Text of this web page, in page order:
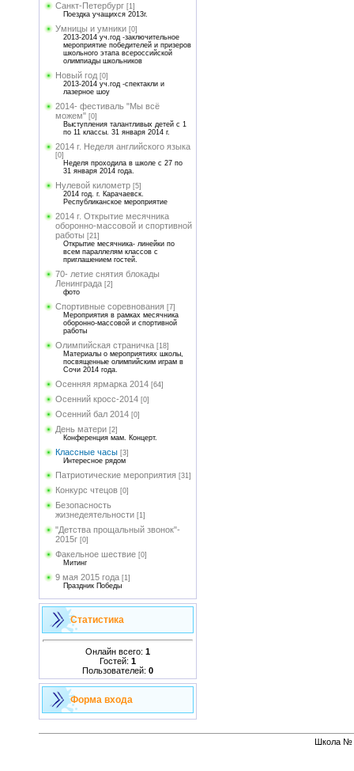
Санкт-Петербург [1]
Поездка учащихся 2013г.
Умницы и умники [0]
2013-2014 уч.год -заключительное
мероприятие победителей и призеров
школьного этапа всероссийской
олимпиады школьников
Новый год [0]
2013-2014 уч.год -спектакли и
лазерное шоу
2014- фестиваль "Мы всё
можем" [0]
Выступления талантливых детей с 1
по 11 классы. 31 января 2014 г.
2014 г. Неделя английского языка
[0]
Неделя проходила в школе с 27 по
31 января 2014 года.
Нулевой километр [5]
2014 год. г. Карачаевск.
Республиканское мероприятие
2014 г. Открытие месячника
оборонно-массовой и спортивной
работы [21]
Открытие месячника- линейки по
всем параллелям классов с
приглашением гостей.
70- летие снятия блокады
Ленинграда [2]
фото
Спортивные соревнования [7]
Мероприятия в рамках месячника
оборонно-массовой и спортивной
работы
Олимпийская страничка [18]
Материалы о мероприятиях школы,
посвященные олимпийским играм в
Сочи 2014 года.
Осенняя ярмарка 2014 [64]
Осенний кросс-2014 [0]
Осенний бал 2014 [0]
День матери [2]
Конференция мам. Концерт.
Классные часы [3]
Интересное рядом
Патриотические мероприятия [31]
Конкурс чтецов [0]
Безопасность
жизнедеятельности [1]
"Детства прощальный звонок"-
2015г [0]
Факельное шествие [0]
Митинг
9 мая 2015 года [1]
Праздник Победы
Статистика
Онлайн всего: 1
Гостей: 1
Пользователей: 0
Форма входа
Школа №